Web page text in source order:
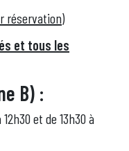
réservation)
et tous les
B) :
et de 13h30 à